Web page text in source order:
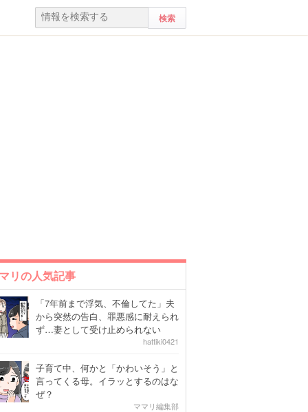
リの人気記事
「7年前まで浮気、不倫してた」夫
から突然の告白、罪悪感に耐えられ
ず…妻として受け止められない
hattiki0421
子育て中、何かと「かわいそう」と
言ってくる母。イラッとするのはな
ぜ？
ママリ編集部